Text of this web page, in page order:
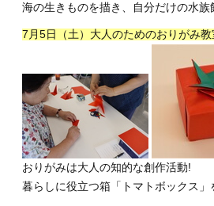
海の生きものを描き、自分だけの水族
7月5日（土）大人のためのおりがみ教
おりがみは大人の知的な創作活動!
暮らしに役立つ箱「トマトボックス」